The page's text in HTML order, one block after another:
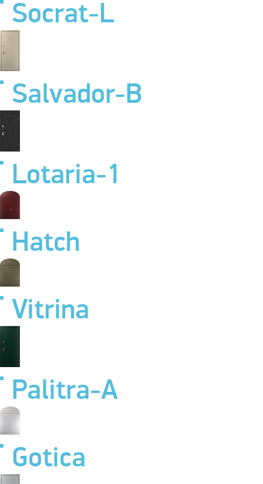
Socrat-L
Salvador-B
Lotaria-1
Hatch
Vitrina
Palitra-A
Gotica